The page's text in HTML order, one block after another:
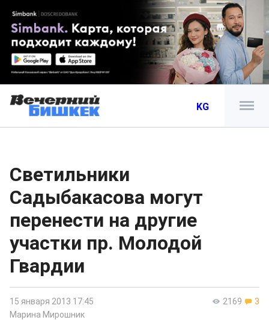
KG
Светильники
Садыбакасова могут
перенести на другие
участки пр. Молодой
Гвардии
2169 3
15 января 2013 17:45
Марина Мирошник